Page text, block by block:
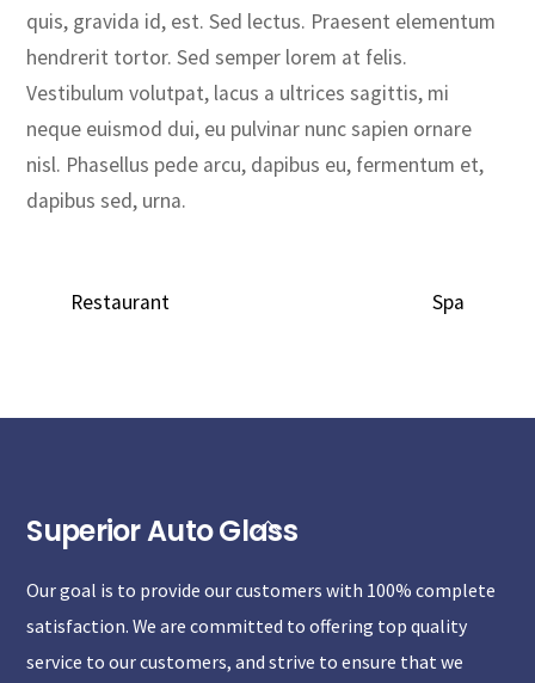
quis, gravida id, est. Sed lectus. Praesent elementum
hendrerit tortor. Sed semper lorem at felis.
Vestibulum volutpat, lacus a ultrices sagittis, mi
neque euismod dui, eu pulvinar nunc sapien ornare
nisl. Phasellus pede arcu, dapibus eu, fermentum et,
dapibus sed, urna.
Restaurant Spa
Back
Top
Superior Auto Glass
Our goal is to provide our customers with 100% complete
satisfaction. We are committed to offering top quality
service to our customers, and strive to ensure that we